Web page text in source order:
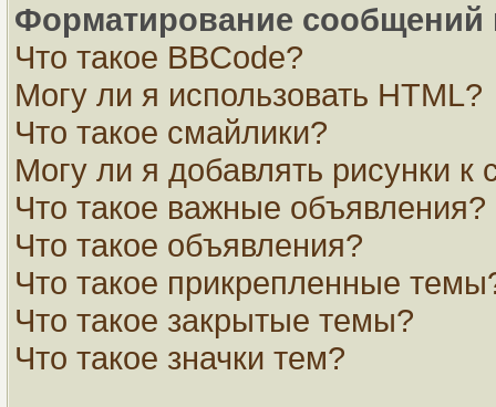
Форматирование сообщений
Что такое BBCode?
Могу ли я использовать HTML?
Что такое смайлики?
Могу ли я добавлять рисунки
Что такое важные объявления?
Что такое объявления?
Что такое прикрепленные
Что такое закрытые темы?
Что такое значки тем?